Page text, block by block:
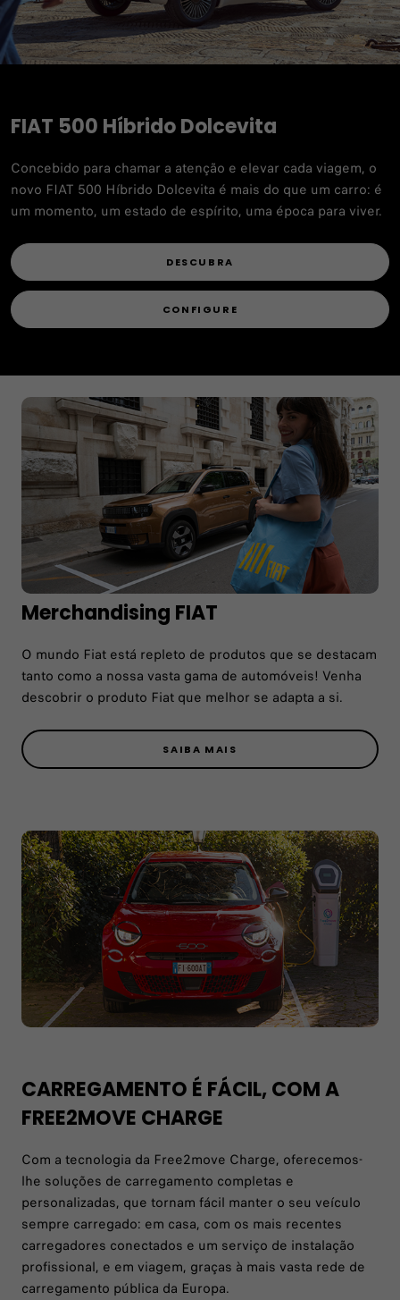
FIAT 500 Híbrido Dolcevita​
Concebido para chamar a atenção e elevar cada viagem, o
novo FIAT 500 Híbrido Dolcevita é mais do que um carro: é
um momento, um estado de espírito, uma época para viver.
DESCUBRA
CONFIGURE
Merchandising FIAT​
O mundo Fiat está repleto de produtos que se destacam
tanto como a nossa vasta gama de automóveis! Venha
descobrir o produto Fiat que melhor se adapta a si.​
SAIBA MAIS
CARREGAMENTO É FÁCIL, COM A
FREE2MOVE CHARGE
Com a tecnologia da Free2move Charge, oferecemos-
lhe soluções de carregamento completas e
personalizadas, que tornam fácil manter o seu veículo
sempre carregado: em casa, com os mais recentes
carregadores conectados e um serviço de instalação
profissional, e em viagem, graças à mais vasta rede de
carregamento pública da Europa.